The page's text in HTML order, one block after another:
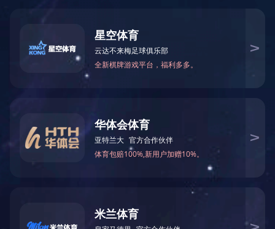
万仁药业：万民为先，以仁为本！